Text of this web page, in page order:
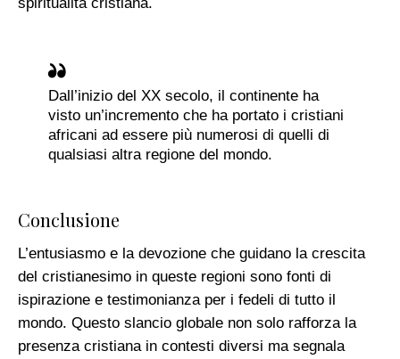
Dall’inizio del XX secolo, il continente ha
visto un’incremento che ha portato i cristiani
africani ad essere più numerosi di quelli di
qualsiasi altra regione del mondo.
Conclusione
L’entusiasmo e la devozione che guidano la crescita
del cristianesimo in queste regioni sono fonti di
ispirazione e testimonianza per i fedeli di tutto il
mondo. Questo slancio globale non solo rafforza la
presenza cristiana in contesti diversi ma segnala